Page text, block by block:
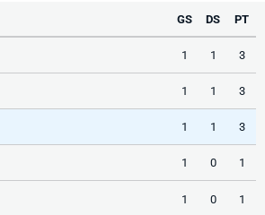
GS DS PT
1 1 3
1 1 3
1 1 3
1 0 1
1 0 1